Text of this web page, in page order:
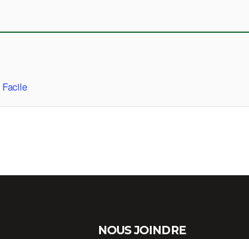
Facile
NOUS JOINDRE